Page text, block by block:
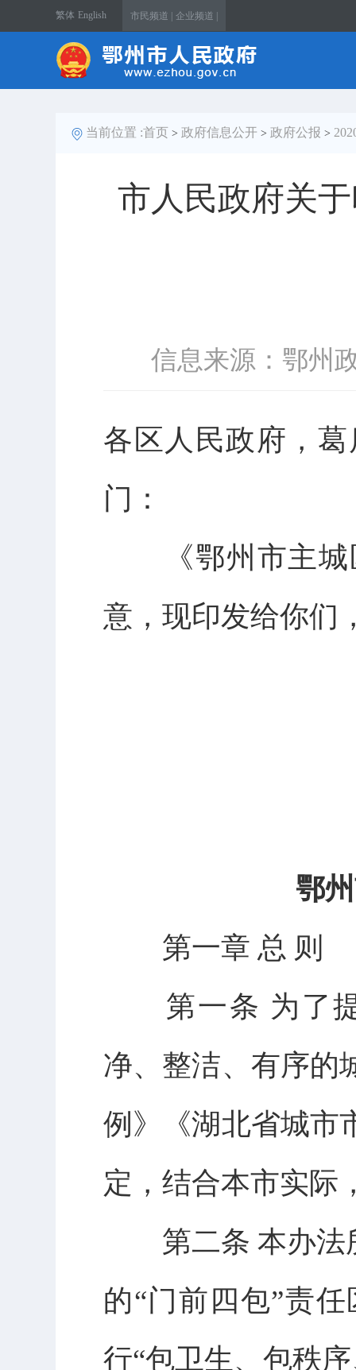
繁体 English 市民频道 | 企业频道 |
当前位置 :首页 > 政府信息公开 > 政府公报 >
市人民政府关
信息来源：鄂州
各区人民政府，
门：
《鄂州市主城
意，现印发给你们
鄂
第一章 总 则
第一条 为了提
净、整洁、有序的
例》《湖北省城市
定，结合本市实际
第二条 本办法所
的“门前四包”责
行“包卫生、包秩